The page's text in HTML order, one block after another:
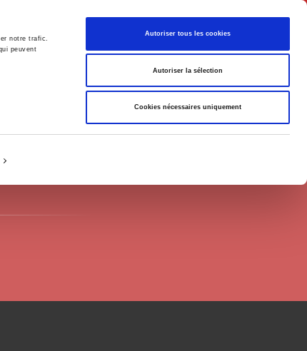
notre trafic.
peuvent
Autoriser tous les cookies
Autoriser la sélection
Cookies nécessaires uniquement
Français